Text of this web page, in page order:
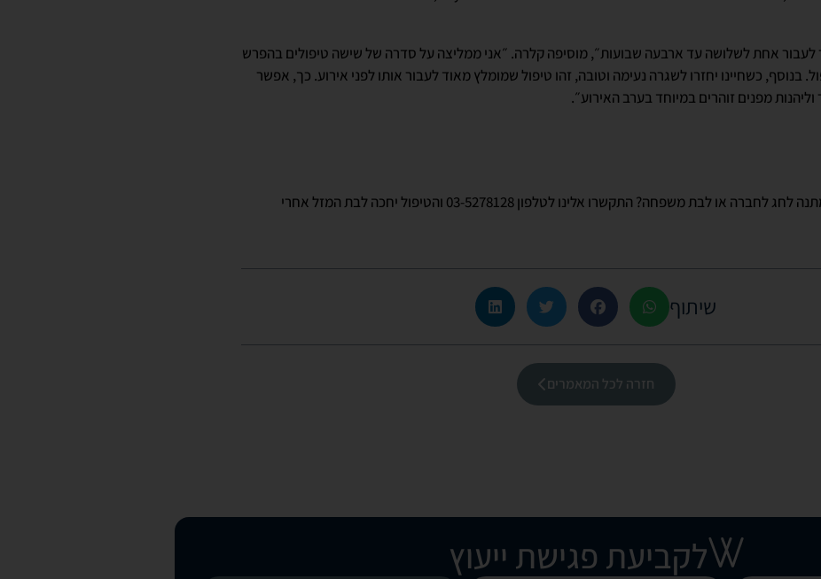
לעבור אחת לשלושה עד ארבעה שבועות״, מוסיפה קלרה. ״אני ממליצה על סדרה של שישה טיפולים בהפרש
בנוסף, כשחיינו יחזרו לשגרה נעימה וטובה, זהו טיפול שמומלץ מאוד לעבור אותו לפני אירוע. כך, אפשר
מפנים זוהרים במיוחד בערב האירוע״.
רוצות לתת את הטיפול מתנה לחג לחברה או לבת משפחה? התקשרו אלינו לטלפון 03-5278128 והטיפול יחכה לבת המזל אחרי
שיתוף
חזרה לכל המאמרים
לקביעת פגישת ייעוץ